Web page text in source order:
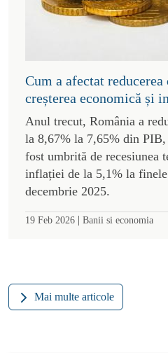
Cum a afectat
creșterea economică și
Anul trecut, România a
la 8,67% la 7,65% din PIB,
fost umbrită de recesiunea
inflației de la 5,1% la
decembrie 2025.
19 Feb 2026 | Banii si economia
Mai multe articole